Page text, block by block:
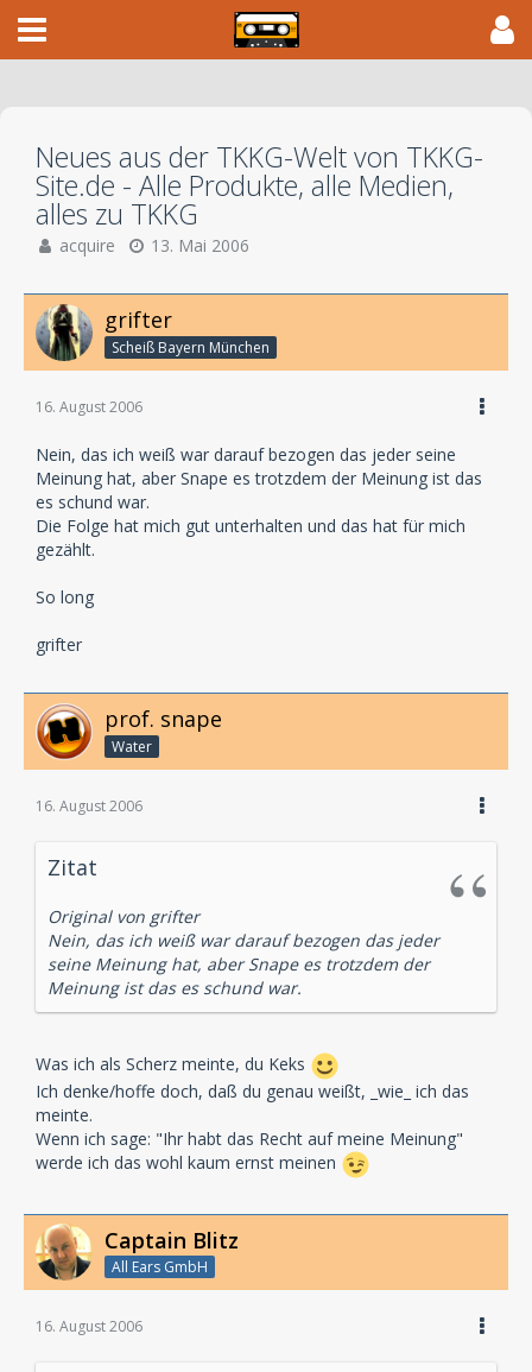
Neues aus der TKKG-Welt von TKKG-
Site.de - Alle Produkte, alle Medien,
alles zu TKKG
acquire 13. Mai 2006
grifter
Scheiß Bayern München
16. August 2006
Nein, das ich weiß war darauf bezogen das jeder seine
Meinung hat, aber Snape es trotzdem der Meinung ist das
es schund war.
Die Folge hat mich gut unterhalten und das hat für mich
gezählt.
So long
grifter
prof. snape
Water
16. August 2006
Zitat
Original von grifter
Nein, das ich weiß war darauf bezogen das jeder
seine Meinung hat, aber Snape es trotzdem der
Meinung ist das es schund war.
Was ich als Scherz meinte, du Keks
Ich denke/hoffe doch, daß du genau weißt, _wie_ ich das
meinte.
Wenn ich sage: "Ihr habt das Recht auf meine Meinung"
werde ich das wohl kaum ernst meinen
Captain Blitz
All Ears GmbH
16. August 2006